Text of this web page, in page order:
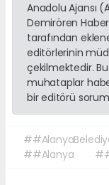
Anadolu Ajansı
Demirören
tarafından
editörlerinin
çekilmektedir.
muhataplar
bir editörü
##Alanya